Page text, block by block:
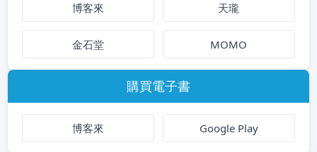
博客來 天瓏
金石堂 MOMO
購買電子書
博客來 Google Play